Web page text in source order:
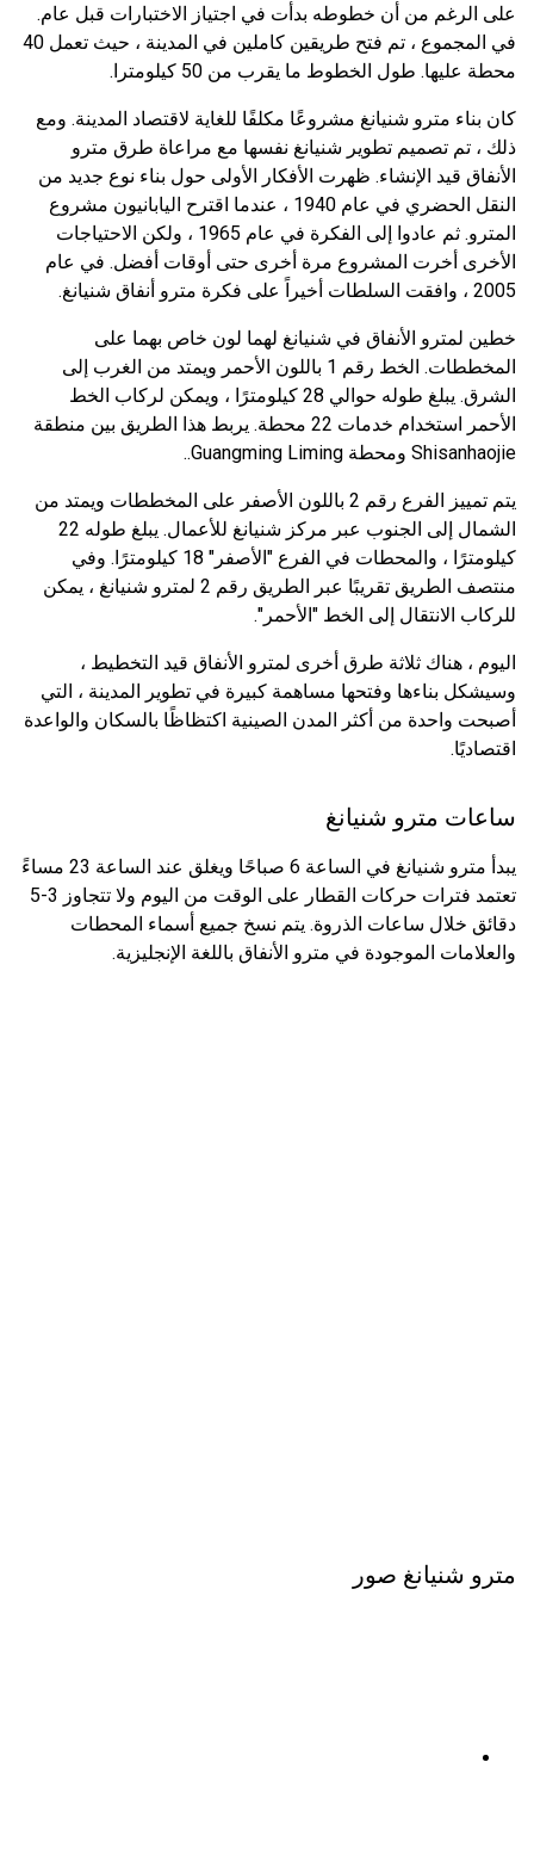
على الرغم من أن خطوطه بدأت في اجتياز الاختبارات قبل عام.
في المجموع ، تم فتح طريقين كاملين في المدينة ، حيث تعمل 40
محطة عليها. طول الخطوط ما يقرب من 50 كيلومترا.
كان بناء مترو شنيانغ مشروعًا مكلفًا للغاية لاقتصاد المدينة. ومع
ذلك ، تم تصميم تطوير شنيانغ نفسها مع مراعاة طرق مترو
الأنفاق قيد الإنشاء. ظهرت الأفكار الأولى حول بناء نوع جديد من
النقل الحضري في عام 1940 ، عندما اقترح اليابانيون مشروع
المترو. ثم عادوا إلى الفكرة في عام 1965 ، ولكن الاحتياجات
الأخرى أخرت المشروع مرة أخرى حتى أوقات أفضل. في عام
2005 ، وافقت السلطات أخيراً على فكرة مترو أنفاق شنيانغ.
خطين لمترو الأنفاق في شنيانغ لهما لون خاص بهما على
المخططات. الخط رقم 1 باللون الأحمر ويمتد من الغرب إلى
الشرق. يبلغ طوله حوالي 28 كيلومترًا ، ويمكن لركاب الخط
الأحمر استخدام خدمات 22 محطة. يربط هذا الطريق بين منطقة
Shisanhaojie ومحطة Guangming Liming..
يتم تمييز الفرع رقم 2 باللون الأصفر على المخططات ويمتد من
الشمال إلى الجنوب عبر مركز شنيانغ للأعمال. يبلغ طوله 22
كيلومترًا ، والمحطات في الفرع "الأصفر" 18 كيلومترًا. وفي
منتصف الطريق تقريبًا عبر الطريق رقم 2 لمترو شنيانغ ، يمكن
للركاب الانتقال إلى الخط "الأحمر".
اليوم ، هناك ثلاثة طرق أخرى لمترو الأنفاق قيد التخطيط ،
وسيشكل بناءها وفتحها مساهمة كبيرة في تطوير المدينة ، التي
أصبحت واحدة من أكثر المدن الصينية اكتظاظًا بالسكان والواعدة
اقتصاديًا.
ساعات مترو شنيانغ
يبدأ مترو شنيانغ في الساعة 6 صباحًا ويغلق عند الساعة 23 مساءً
تعتمد فترات حركات القطار على الوقت من اليوم ولا تتجاوز 3-5
دقائق خلال ساعات الذروة. يتم نسخ جميع أسماء المحطات
والعلامات الموجودة في مترو الأنفاق باللغة الإنجليزية.
مترو شنيانغ صور